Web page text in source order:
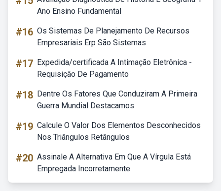
Ano Ensino Fundamental
#16 Os Sistemas De Planejamento De Recursos
Empresariais Erp São Sistemas
#17 Expedida/certificada A Intimação Eletrônica -
Requisição De Pagamento
#18 Dentre Os Fatores Que Conduziram A Primeira
Guerra Mundial Destacamos
#19 Calcule O Valor Dos Elementos Desconhecidos
Nos Triângulos Retângulos
#20 Assinale A Alternativa Em Que A Vírgula Está
Empregada Incorretamente